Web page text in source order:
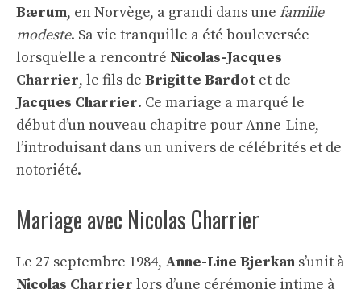
Bærum, en Norvège, a grandi dans une famille
modeste. Sa vie tranquille a été bouleversée
lorsqu’elle a rencontré Nicolas-Jacques
Charrier, le fils de Brigitte Bardot et de
Jacques Charrier. Ce mariage a marqué le
début d’un nouveau chapitre pour Anne-Line,
l’introduisant dans un univers de célébrités et de
notoriété.
Mariage avec Nicolas Charrier
Le 27 septembre 1984, Anne-Line Bjerkan s’unit à
Nicolas Charrier lors d’une cérémonie intime à